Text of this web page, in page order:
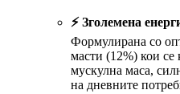
⚡ Зголемена
Формулирана со
масти (12%) кои се
мускулна маса,
на дневните